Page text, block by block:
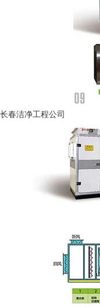
长春洁净工程公司